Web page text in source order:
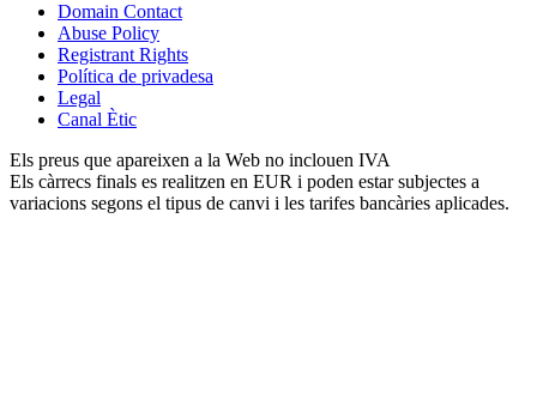
Domain Contact
Abuse Policy
Registrant Rights
Política de privadesa
Legal
Canal Ètic
Els preus que apareixen a la Web no inclouen IVA
Els càrrecs finals es realitzen en EUR i poden estar subjectes a
variacions segons el tipus de canvi i les tarifes bancàries aplicades.